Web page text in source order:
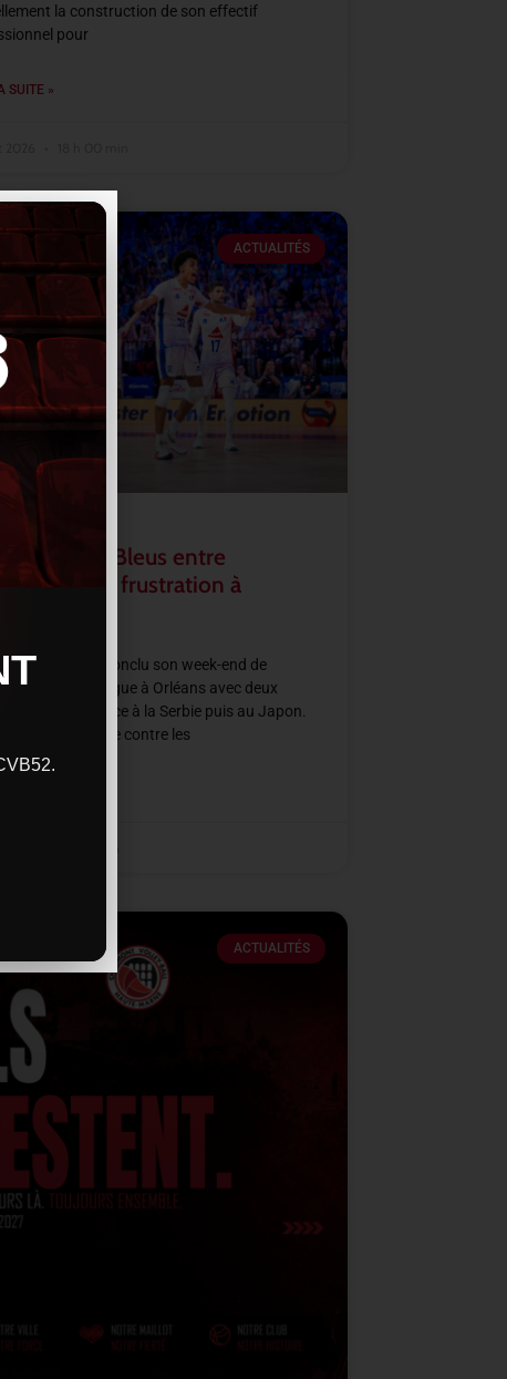
la construction de son effectif
pour
SUITE »
ACTUALITÉS
2026 : les Bleus entre
et frustration à
de France a conclu son week-end de
Nations League à Orléans avec deux
intenses face à la Serbie puis au Japon.
une victoire nette contre les
SUITE »
ACTUALITÉS